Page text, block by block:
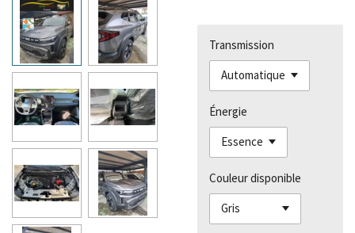
Transmission
Énergie
Couleur disponible